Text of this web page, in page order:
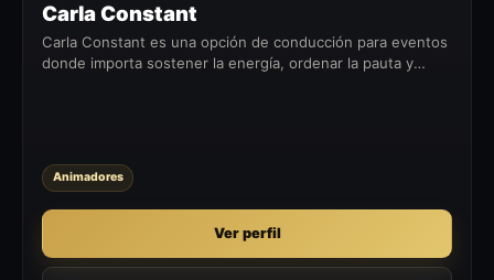
Carla Constant
Carla Constant es una opción de conducción para eventos
donde importa sostener la energía, ordenar la pauta y
Animadores
Ver perfil